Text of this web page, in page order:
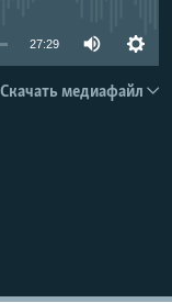
27:29
Скачать медиафайл